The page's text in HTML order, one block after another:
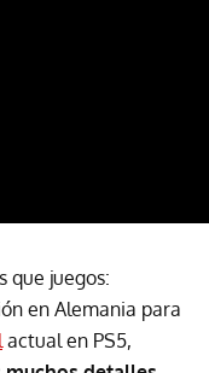
que juegos:
en Alemania para
actual en PS5,